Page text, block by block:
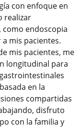
con enfoque en
realizar
endoscopia
mis pacientes.
mis pacientes, me
longitudinal para
en la
compartidas
disfruto
con la familia y